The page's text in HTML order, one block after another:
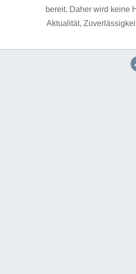
bereit. Daher wird keine
Aktualität,